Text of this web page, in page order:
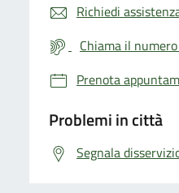
Richiedi
Chiama il
Prenota
Problemi in città
Segnala